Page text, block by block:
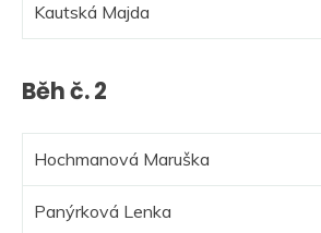
Kautská Majda
Běh č. 2
Hochmanová Maruška
Panýrková Lenka